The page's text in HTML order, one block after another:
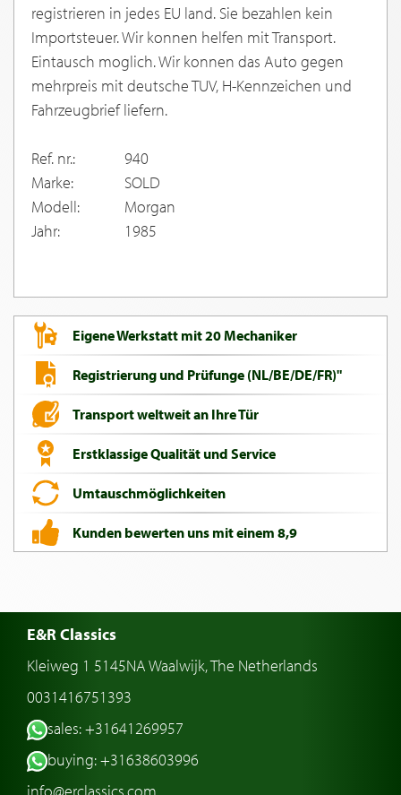
registrieren in jedes EU land. Sie bezahlen kein
Importsteuer. Wir konnen helfen mit Transport.
Eintausch moglich. Wir konnen das Auto gegen
mehrpreis mit deutsche TUV, H-Kennzeichen und
Fahrzeugbrief liefern.
Ref. nr.:
940
Marke:
SOLD
Modell:
Morgan
Jahr:
1985
Eigene Werkstatt mit 20 Mechaniker
Registrierung und Prüfunge (NL/BE/DE/FR)"
Transport weltweit an Ihre Tür
Erstklassige Qualität und Service
Umtauschmöglichkeiten
Kunden bewerten uns mit einem 8,9
E&R Classics
Kleiweg 1 5145NA Waalwijk, The Netherlands
0031416751393
sales: +31641269957
buying: +31638603996
info@erclassics.com